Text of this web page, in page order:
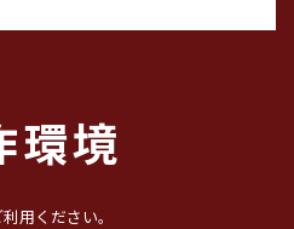
環境
用ください。